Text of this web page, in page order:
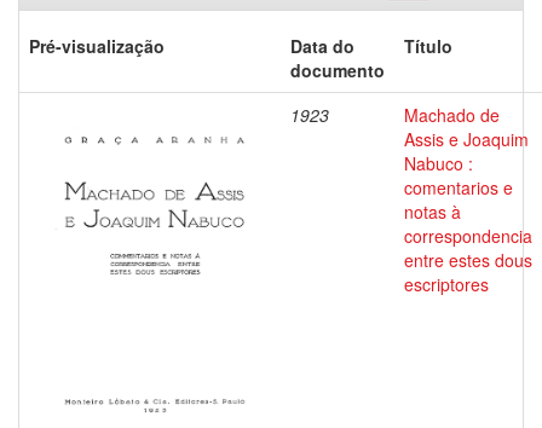
Pré-visualização
Data do
documento
Título
1923
Machado de
Assis e Joaquim
Nabuco :
comentarios e
notas à
correspondencia
entre estes dous
escriptores